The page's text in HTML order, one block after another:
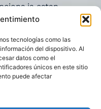
tecnologías como las
del dispositivo. Al
datos como el
únicos en este sitio
puede afectar
ja estan